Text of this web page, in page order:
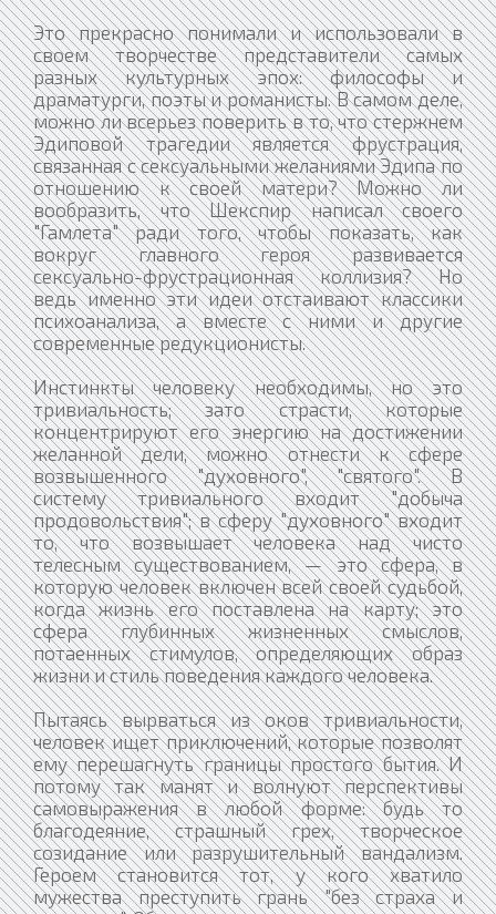
Это прекрасно понимали и использовали в
своем творчестве представители самых
разных культурных эпох: философы и
драматурги, поэты и романисты. В самом деле,
можно ли всерьез поверить в то, что стержнем
Эдиповой трагедии является фрустрация,
связанная с сексуальными желаниями Эдипа по
отношению к своей матери? Можно ли
вообразить, что Шекспир написал своего
"Гамлета" ради того, чтобы показать, как
вокруг главного героя развивается
сексуально-фрустрационная коллизия? Но
ведь именно эти идеи отстаивают классики
психоанализа, а вместе с ними и другие
современные редукционисты.
Инстинкты человеку необходимы, но это
тривиальность; зато страсти, которые
концентрируют его энергию на достижении
желанной дели, можно отнести к сфере
возвышенного "духовного", "святого". В
систему тривиального входит "добыча
продовольствия"; в сферу "духовного" входит
то, что возвышает человека над чисто
телесным существованием, — это сфера, в
которую человек включен всей своей судьбой,
когда жизнь его поставлена на карту; это
сфера глубинных жизненных смыслов,
потаенных стимулов, определяющих образ
жизни и стиль поведения каждого человека.
Пытаясь вырваться из оков тривиальности,
человек ищет приключений, которые позволят
ему перешагнуть границы простого бытия. И
потому так манят и волнуют перспективы
самовыражения в любой форме: будь то
благодеяние, страшный грех, творческое
созидание или разрушительный вандализм.
Героем становится тот, у кого хватило
мужества преступить грань "без страха и